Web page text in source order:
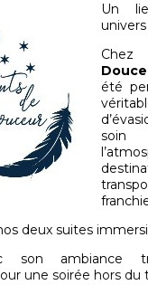
Un
été
soin
deux suites
son ambiance
une soirée hors du